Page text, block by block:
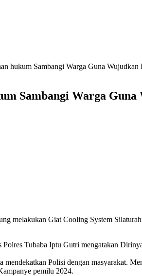
hukum Sambangi Warga Guna
Sambangi Warga
melakukan Giat Cooling System
Tubaba Iptu Gutri mengatakan
Polisi dengan masyarakat.
pemilu 2024.